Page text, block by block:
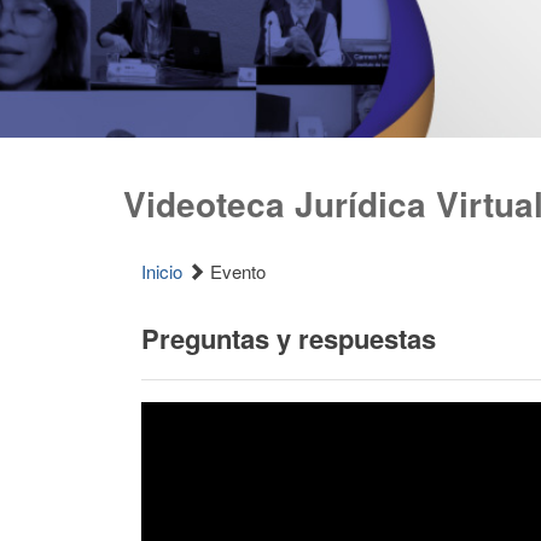
Videoteca Jurídica
Inicio Evento
Preguntas y respuestas